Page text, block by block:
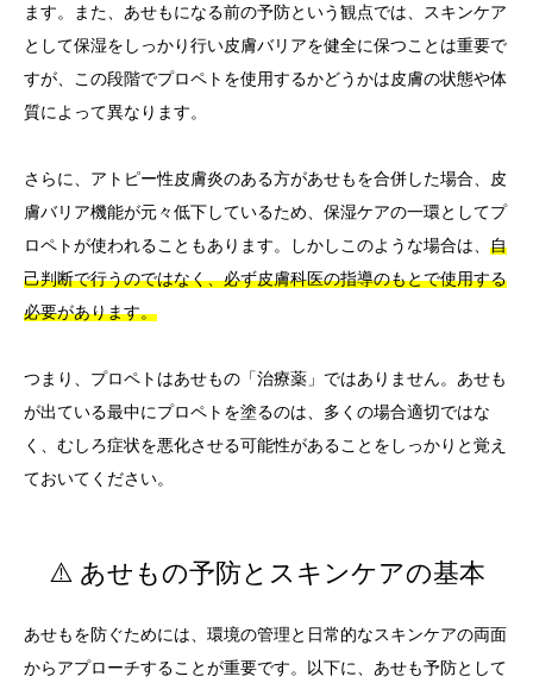
ます。また、あせもになる前の予防という観点では、スキンケア
として保湿をしっかり行い皮膚バリアを健全に保つことは重要で
すが、この段階でプロペトを使用するかどうかは皮膚の状態や体
質によって異なります。
さらに、アトピー性皮膚炎のある方があせもを合併した場合、皮
膚バリア機能が元々低下しているため、保湿ケアの一環としてプ
ロペトが使われることもあります。しかしこのような場合は、 自
己判断で行うのではなく、必ず皮膚科医の指導のもとで使用する
必要があります。
つまり、プロペトはあせもの「治療薬」ではありません。あせも
が出ている最中にプロペトを塗るのは、多くの場合適切ではな
く、むしろ症状を悪化させる可能性があることをしっかりと覚え
ておいてください。
⚠️ あせもの予防とスキンケアの基本
あせもを防ぐためには、環境の管理と日常的なスキンケアの両面
からアプローチすることが重要です。以下に、あせも予防として